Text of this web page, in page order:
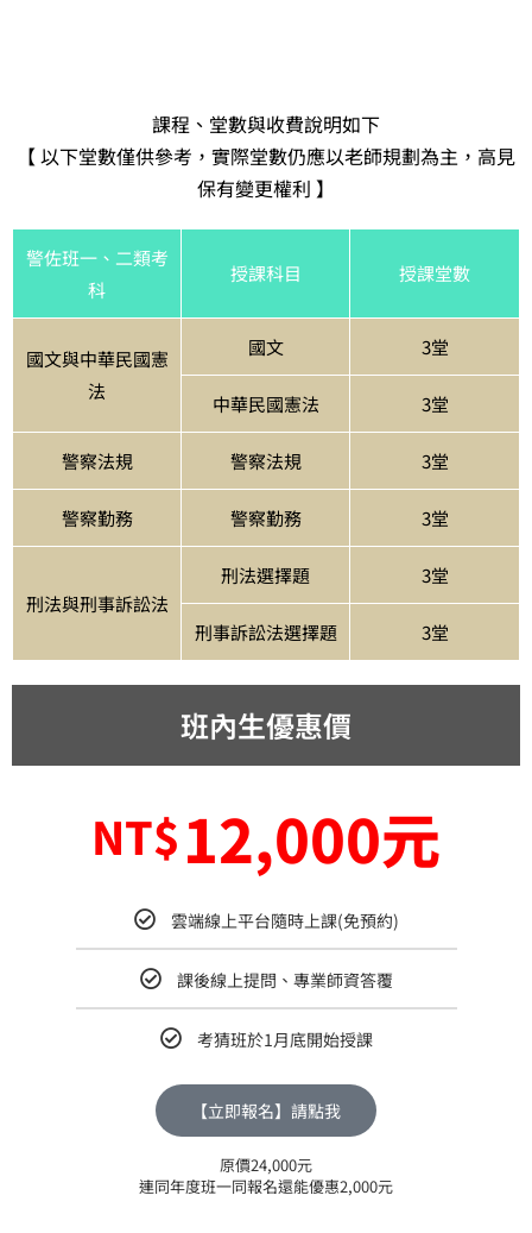
課程、堂數與收費說明如下
【 以下堂數僅供參考，實際堂數仍應以老師規劃為主，高見
保有變更權利 】
警佐班一、二類考
科
授課科目 授課堂數
國文與中華民國憲
法
國文 3堂
中華民國憲法 3堂
警察法規 警察法規 3堂
警察勤務 警察勤務 3堂
刑法與刑事訴訟法
刑法選擇題 3堂
刑事訴訟法選擇題 3堂
班內生優惠價
NT$12,000元
雲端線上平台隨時上課(免預約)
課後線上提問、專業師資答覆
考猜班於1月底開始授課
【立即報名】請點我
原價24,000元
連同年度班一同報名還能優惠2,000元